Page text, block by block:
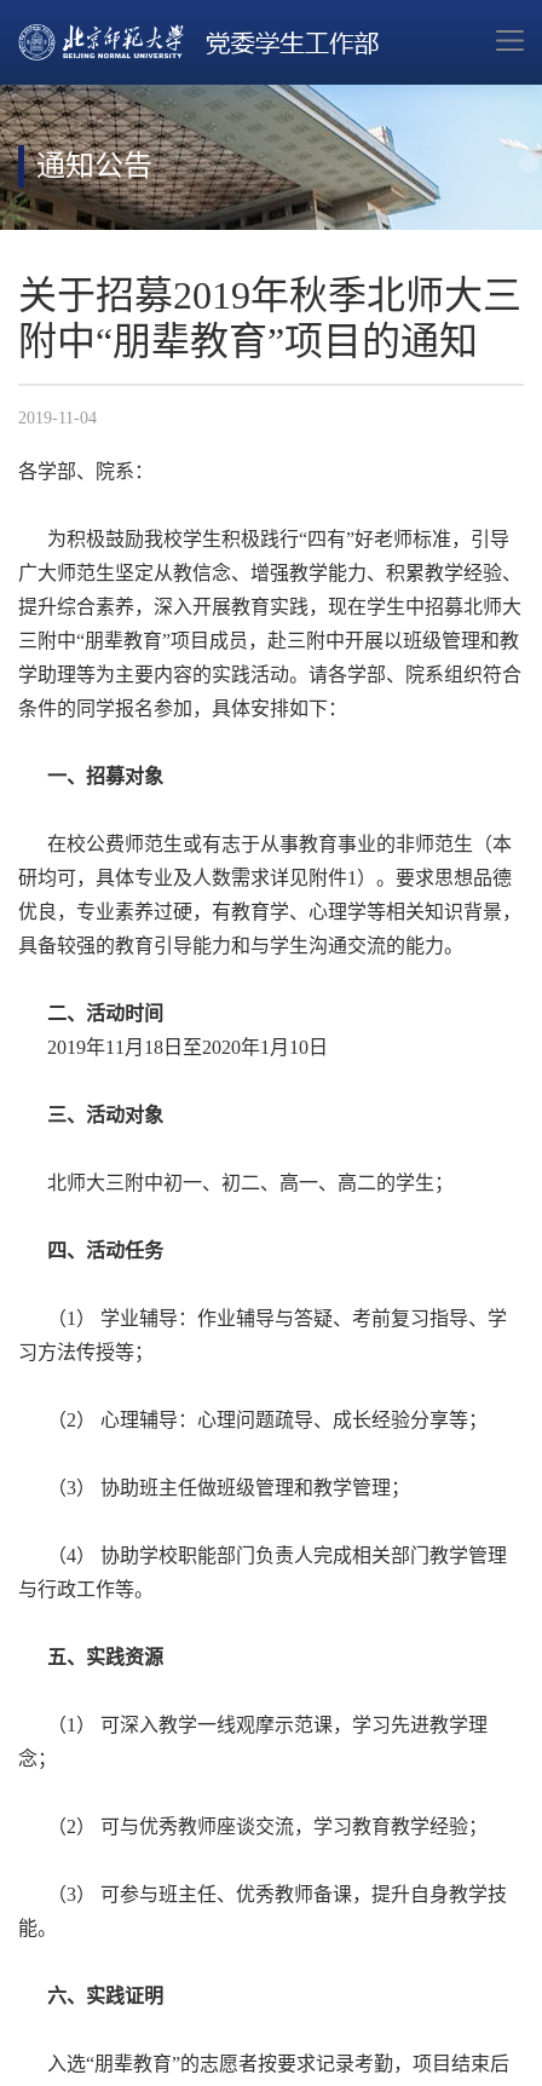
通知公告
关于招募2019年秋季北师大三
附中“朋辈教育”项目的通知
2019-11-04
各学部、院系：
为积极鼓励我校学生积极践行“四有”好老师标准，引导
广大师范生坚定从教信念、增强教学能力、积累教学经验、
提升综合素养，深入开展教育实践，现在学生中招募北师大
三附中“朋辈教育”项目成员，赴三附中开展以班级管理和教
学助理等为主要内容的实践活动。请各学部、院系组织符合
条件的同学报名参加，具体安排如下：
一、招募对象
在校公费师范生或有志于从事教育事业的非师范生（本
研均可，具体专业及人数需求详见附件1）。要求思想品德
优良，专业素养过硬，有教育学、心理学等相关知识背景，
具备较强的教育引导能力和与学生沟通交流的能力。
二、活动时间
2019年11月18日至2020年1月10日
三、活动对象
北师大三附中初一、初二、高一、高二的学生；
四、活动任务
（1） 学业辅导：作业辅导与答疑、考前复习指导、学
习方法传授等；
（2） 心理辅导：心理问题疏导、成长经验分享等；
（3） 协助班主任做班级管理和教学管理；
（4） 协助学校职能部门负责人完成相关部门教学管理
与行政工作等。
五、实践资源
（1） 可深入教学一线观摩示范课，学习先进教学理
念；
（2） 可与优秀教师座谈交流，学习教育教学经验；
（3） 可参与班主任、优秀教师备课，提升自身教学技
能。
六、实践证明
入选“朋辈教育”的志愿者按要求记录考勤，项目结束后